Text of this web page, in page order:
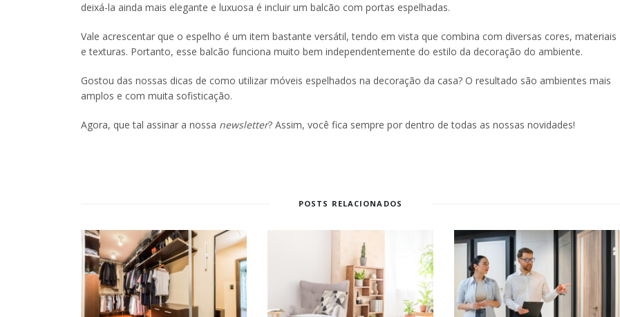
deixá-la ainda mais elegante e luxuosa é incluir um balcão com portas espelhadas.
Vale acrescentar que o espelho é um item bastante versátil, tendo em vista que combina com diversas cores, materiais
e texturas. Portanto, esse balcão funciona muito bem independentemente do estilo da decoração do ambiente.
Gostou das nossas dicas de como utilizar móveis espelhados na decoração da casa? O resultado são ambientes mais
amplos e com muita sofisticação.
Agora, que tal assinar a nossa newsletter? Assim, você fica sempre por dentro de todas as nossas novidades!
POSTS RELACIONADOS